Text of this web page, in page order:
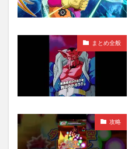
まとめ全般
攻略